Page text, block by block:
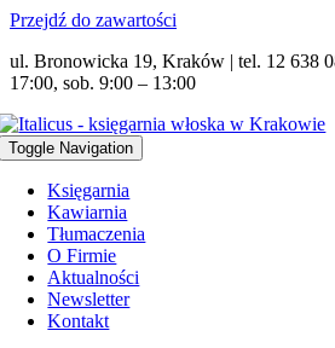
Przejdź do zawartości
ul. Bronowicka 19, Kraków | tel. 12 638
17:00, sob. 9:00 – 13:00
Toggle Navigation
Księgarnia
Kawiarnia
Tłumaczenia
O Firmie
Aktualności
Newsletter
Kontakt